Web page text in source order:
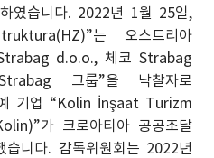
였습니다. 2022년 1월 25일,
는 오스트리아
d.o.o., 체코 Strabag
그룹”을 낙찰자로
기업 “Kolin İnşaat Turizm
가 크로아티아 공공조달
습니다. 감독위원회는 2022년